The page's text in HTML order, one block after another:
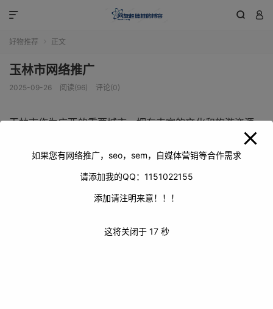
 

好物推荐 正文
玉林市网络推广
2025-09-26 阅读(96) 评论(0)
玉林市作为广西的重要城市，拥有丰富的文化和旅游资源。
在当今数字化时代，网络推广对于玉林市的发展至关重要。
它可以帮助玉林市更好地展示自身的魅力，吸引更多的游客
和投资者，促进经济的繁荣。
如果您有网络推广，seo，sem，自媒体营销等合作需求
请添加我的QQ：1151022155
添加请注明来意！！！
这将关闭于 17秒